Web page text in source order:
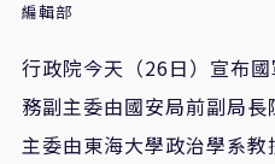
編輯部
行政院今天（26日）宣布
務副主委由國安局前副局
主委由東海大學政治學系